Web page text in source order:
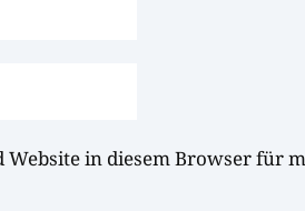
Website in diesem Browser für